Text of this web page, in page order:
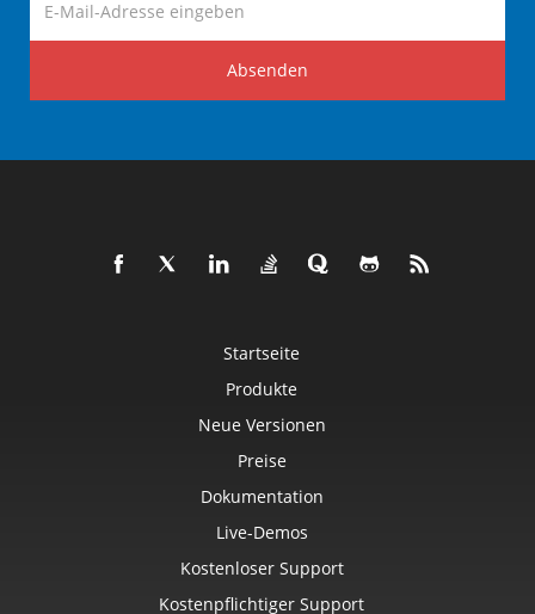
Absenden
Startseite
Produkte
Neue Versionen
Preise
Dokumentation
Live-Demos
Kostenloser Support
Kostenpflichtiger Support